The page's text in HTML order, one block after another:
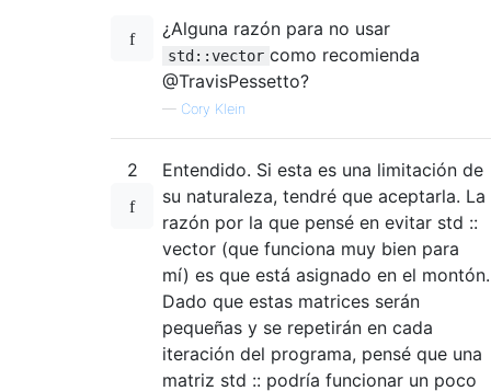
¿Alguna razón para no usar
std::vector como recomienda
@TravisPessetto?
— Cory Klein
2
Entendido. Si esta es una limitación de
su naturaleza, tendré que aceptarla. La
razón por la que pensé en evitar std ::
vector (que funciona muy bien para
mí) es que está asignado en el montón.
Dado que estas matrices serán
pequeñas y se repetirán en cada
iteración del programa, pensé que una
matriz std :: podría funcionar un poco